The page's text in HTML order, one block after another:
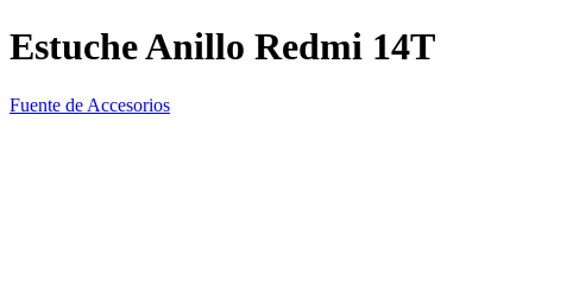
Estuche Anillo Redmi 14T
Fuente de Accesorios